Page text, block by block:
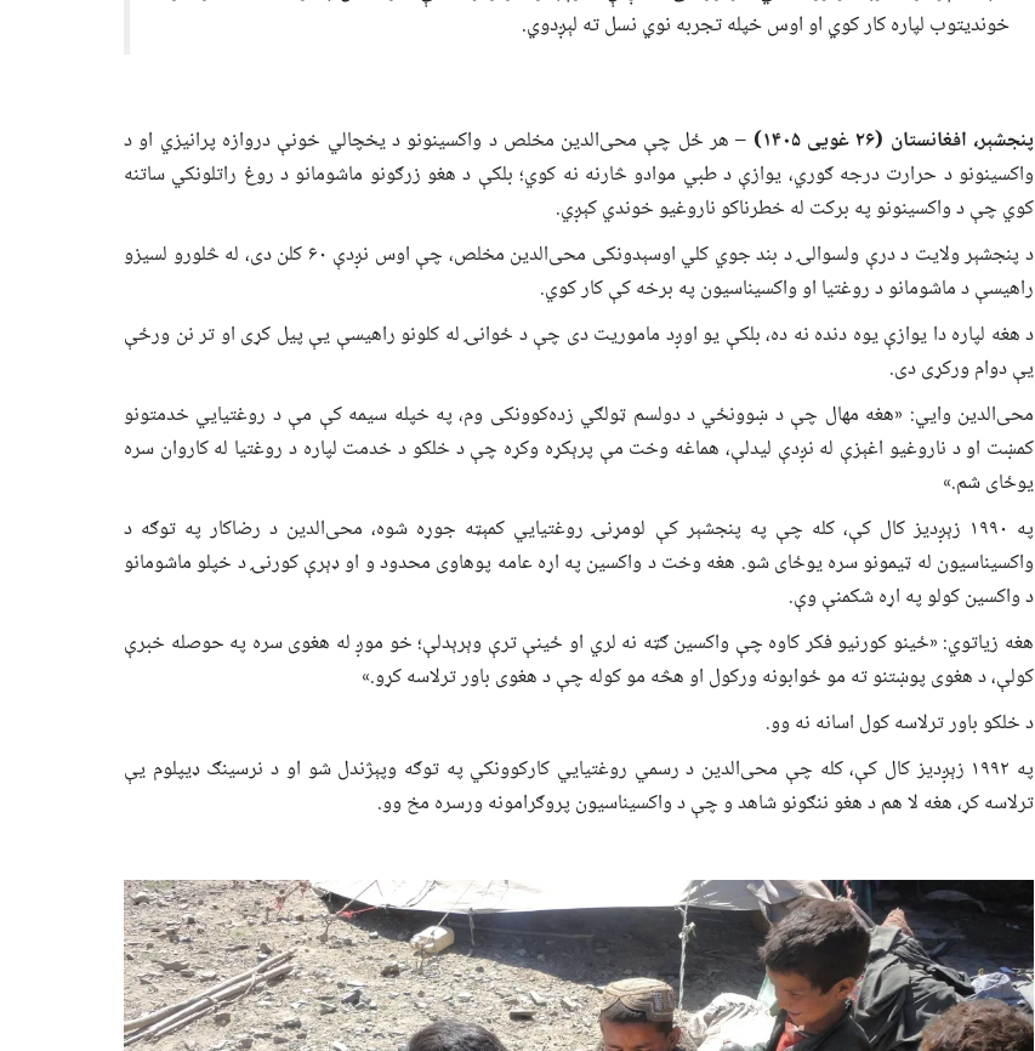
خوندیتوب لپاره کار کوي او اوس خپله تجربه نوي نسل ته لېږدوي.
پنجشېر، افغانستان (۲۶ غویی ۱۴۰۵)
– هر ځل چې محی‌الدین مخلص د واکسینونو د یخچالي خونې دروازه پرانیزي او د
واکسینونو د حرارت درجه ګوري، یوازې د طبي موادو څارنه نه کوي؛ بلکې د هغو زرګونو ماشومانو د روغ راتلونکي ساتنه
کوي چې د واکسینونو په برکت له خطرناکو ناروغیو خوندي کېږي.
د پنجشېر ولایت د درې ولسوالۍ د بند جوي کلي اوسېدونکی محی‌الدین مخلص، چې اوس نږدې ۶۰ کلن دی، له څلورو لسیزو
راهیسې د ماشومانو د روغتیا او واکسیناسیون په برخه کې کار کوي.
د هغه لپاره دا یوازې یوه دنده نه ده، بلکې یو اوږد ماموریت دی چې د ځوانۍ له کلونو راهیسې یې پیل کړی او تر نن ورځې
یې دوام ورکړی دی.
محی‌الدین وايي: «هغه مهال چې د ښوونځي د دولسم ټولګي زده‌کوونکی وم، په خپله سیمه کې مې د روغتیايي خدمتونو
کمښت او د ناروغیو اغېزې له نږدې لیدلې، هماغه وخت مې پرېکړه وکړه چې د خلکو د خدمت لپاره د روغتیا له کاروان سره
یوځای شم.»
په ۱۹۹۰ زېږدیز کال کې، کله چې په پنجشېر کې لومړنۍ روغتیايي کمېټه جوړه شوه، محی‌الدین د رضاکار په توګه د
واکسیناسیون له ټیمونو سره یوځای شو. هغه وخت د واکسین په اړه عامه پوهاوی محدود و او ډېرې کورنۍ د خپلو ماشومانو
د واکسین کولو په اړه شکمنې وې.
هغه زیاتوي: «ځینو کورنیو فکر کاوه چې واکسین ګټه نه لري او ځینې ترې وېرېدلې؛ خو موږ له هغوی سره په حوصله خبرې
کولې، د هغوی پوښتنو ته مو ځوابونه ورکول او هڅه مو کوله چې د هغوی باور ترلاسه کړو.»
د خلکو باور ترلاسه کول اسانه نه وو.
په ۱۹۹۲ زېږدیز کال کې، کله چې محی‌الدین د رسمي روغتیايي کارکوونکي په توګه وپېژندل شو او د نرسینګ ډیپلوم یې
ترلاسه کړ، هغه لا هم د هغو ننګونو شاهد و چې د واکسیناسیون پروګرامونه ورسره مخ وو.